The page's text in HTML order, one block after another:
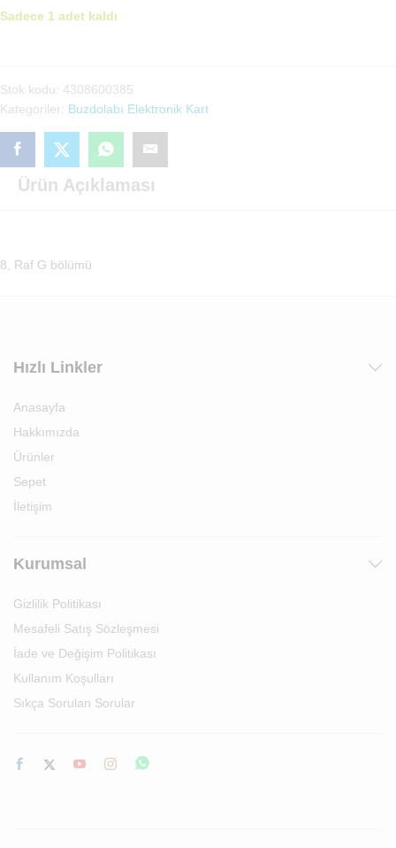
Sadece 1 adet kaldı
adet
Stok kodu: 4308600385
Kategoriler: Buzdolabı Elektronik Kart
Ürün Açıklaması
8, Raf G bölümü
Hızlı Linkler
Anasayfa
Hakkımızda
Ürünler
Sepet
İletişim
Kurumsal
Gizlilik Politikası
Mesafeli Satış Sözleşmesi
İade ve Değişim Politikası
Kullanım Koşulları
Sıkça Sorulan Sorular